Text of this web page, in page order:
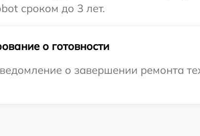
сроком до 3 лет.
о готовности
о завершении ремонта